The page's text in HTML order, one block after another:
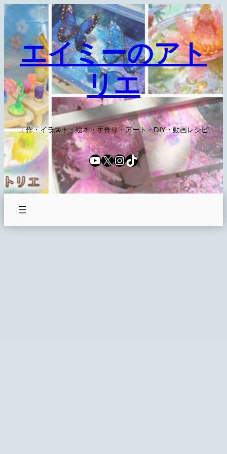
容
を
ス
キ
ッ
プ
エイミーのアト
リエ
工作・イラスト・絵本・手作り・アート・DIY・動画レシピ
YouTube
X Instagram
TikTok